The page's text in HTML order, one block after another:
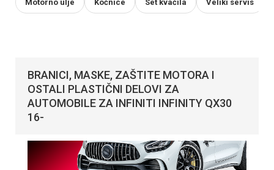
Motorno ulje Kočnice Set kvačila Veliki servis
BRANICI, MASKE, ZAŠTITE MOTORA I
OSTALI PLASTIČNI DELOVI ZA
AUTOMOBILE ZA INFINITI INFINITY QX30
16-